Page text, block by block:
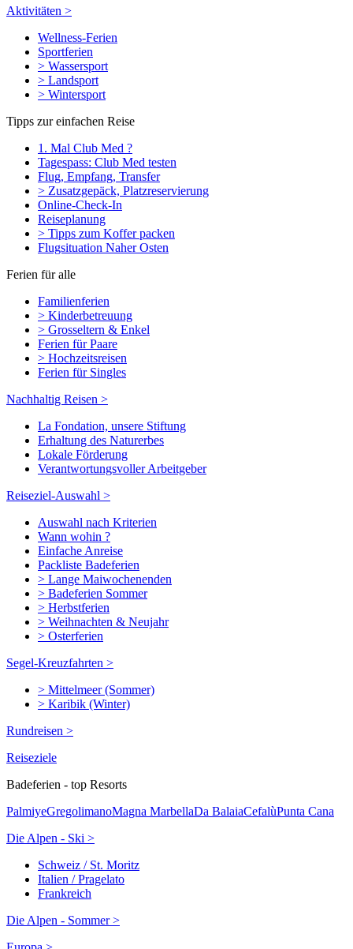
Aktivitäten >
Wellness-Ferien
Sportferien
> Wassersport
> Landsport
> Wintersport
Tipps zur einfachen Reise
1. Mal Club Med ?
Tagespass: Club Med testen
Flug, Empfang, Transfer
> Zusatzgepäck, Platzreservierung
Online-Check-In
Reiseplanung
> Tipps zum Koffer packen
Flugsituation Naher Osten
Ferien für alle
Familienferien
> Kinderbetreuung
> Grosseltern & Enkel
Ferien für Paare
> Hochzeitsreisen
Ferien für Singles
Nachhaltig Reisen >
La Fondation, unsere Stiftung
Erhaltung des Naturerbes
Lokale Förderung
Verantwortungsvoller Arbeitgeber
Reiseziel-Auswahl >
Auswahl nach Kriterien
Wann wohin ?
Einfache Anreise
Packliste Badeferien
> Lange Maiwochenenden
> Badeferien Sommer
> Herbstferien
> Weihnachten & Neujahr
> Osterferien
Segel-Kreuzfahrten >
> Mittelmeer (Sommer)
> Karibik (Winter)
Rundreisen >
Reiseziele
Badeferien - top Resorts
PalmiyeGregolimanoMagna MarbellaDa BalaiaCefalùPunta Cana
Die Alpen - Ski >
Schweiz / St. Moritz
Italien / Pragelato
Frankreich
Die Alpen - Sommer >